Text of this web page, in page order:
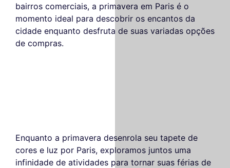
bairros comerciais, a primavera em Paris é o
momento ideal para descobrir os encantos da
cidade enquanto desfruta de suas variadas opções
de compras.
Enquanto a primavera desenrola seu tapete de
cores e luz por Paris, exploramos juntos uma
infinidade de atividades para tornar suas férias de